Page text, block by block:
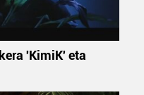
'KimiK' eta